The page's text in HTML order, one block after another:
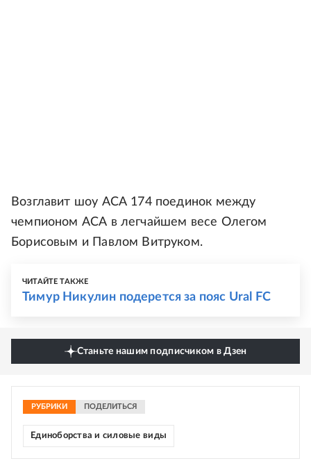
Возглавит шоу АСА 174 поединок между
чемпионом АСА в легчайшем весе Олегом
Борисовым и Павлом Витруком.
ЧИТАЙТЕ ТАКЖЕ
Тимур Никулин подерется за пояс Ural FC
Станьте нашим подписчиком в Дзен
РУБРИКИ ПОДЕЛИТЬСЯ
Единоборства и силовые виды